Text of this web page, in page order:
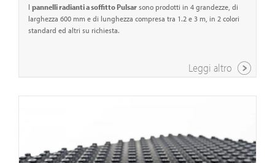
I pannelli radianti a soffitto Pulsarsono prodotti in 4 grandezze, di
larghezza 600 mm e di lunghezza compresa tra 1.2 e 3 m, in 2 colori
standard ed altri su richiesta.
Leggi altro